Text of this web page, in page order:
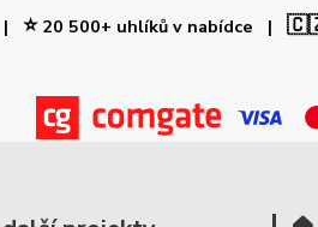
| ⭐20 500+ uhlíků v nabídce |